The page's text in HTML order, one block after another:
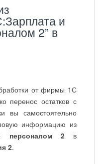
и
2” в
от фирмы 1С
перенос остатков с
вы самостоятельно
информацию из
персоналом 2в
2.